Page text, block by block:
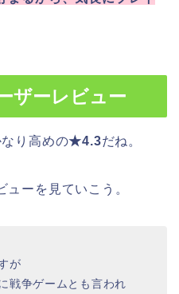
ザーレビュー
り高めの★4.3だね。
ーを見ていこう。
が
戦争ゲームとも言われ